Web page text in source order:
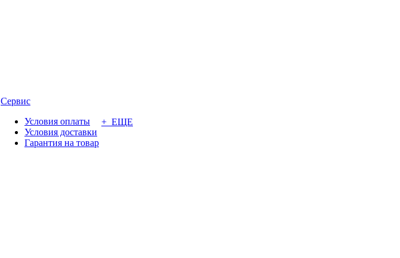
Сервис
Условия оплаты
Условия доставки
Гарантия на товар
+ ЕЩЕ